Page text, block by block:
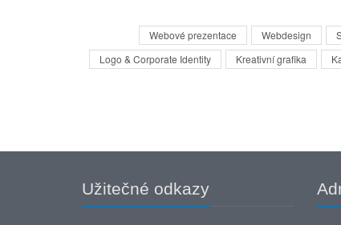
Webové prezentace Webdesign
Logo & Corporate Identity
Kreativní grafika
Užitečné odkazy